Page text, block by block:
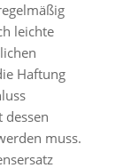
leichte
Haftung
dessen
muss.